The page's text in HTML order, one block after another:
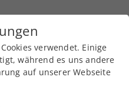
verwendet. Einige
während es uns andere
auf unserer Webseite